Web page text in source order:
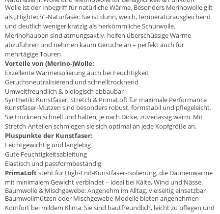
Wolle ist der Inbegriff für natürliche Wärme. Besonders Merinowolle gilt
als „Hightech“-Naturfaser: Sie ist dünn, weich, temperaturausgleichend
und deutlich weniger kratzig als herkömmliche Schurwolle.
Merinohauben sind atmungsaktiv, helfen überschüssige Wärme
abzuführen und nehmen kaum Gerüche an – perfekt auch für
mehrtägige Touren.
Vorteile von (Merino-)Wolle:
Exzellente Wärmeisolierung auch bei Feuchtigkeit
Geruchsneutralisierend und schnelltrocknend
Umweltfreundlich & biologisch abbaubar
Synthetik: Kunstfaser, Stretch & PrimaLoft für maximale Performance
Kunstfaser-Mützen sind besonders robust, formstabil und pflegeleicht.
Sie trocknen schnell und halten, je nach Dicke, zuverlässig warm. Mit
Stretch-Anteilen schmiegen sie sich optimal an jede Kopfgröße an.
Pluspunkte der Kunstfaser:
Leichtgewichtig und langlebig
Gute Feuchtigkeitsableitung
Elastisch und passformbeständig
PrimaLoftsteht für High-End-Kunstfaser-Isolierung, die Daunenwärme
mit minimalem Gewicht verbindet – ideal bei Kälte, Wind und Nässe.
Baumwolle & Mischgewebe: Angenehm im Alltag, vielseitig einsetzbar
Baumwollmützen oder Mischgewebe-Modelle bieten angenehmen
Komfort bei mildem Klima. Sie sind hautfreundlich, leicht zu pflegen und